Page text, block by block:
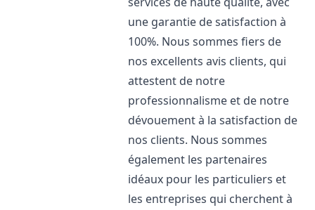
une garantie de satisfaction à
100%. Nous sommes fiers de
nos excellents avis clients, qui
attestent de notre
professionnalisme et de notre
dévouement à la satisfaction de
nos clients. Nous sommes
également les partenaires
idéaux pour les particuliers et
les entreprises qui cherchent à